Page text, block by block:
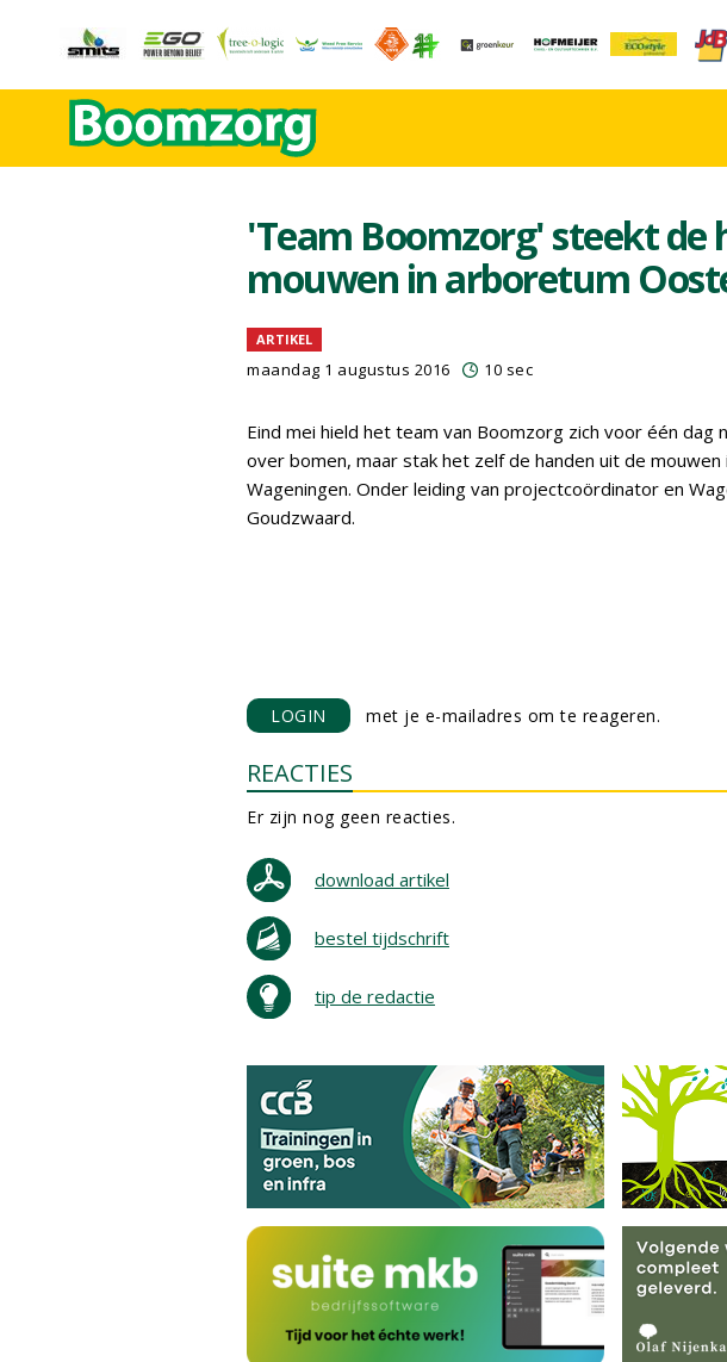
'Team Boomzorg' steekt de
mouwen in arboretum
ARTIKEL
maandag 1 augustus 2016 10 sec
Eind mei hield het team van Boomzorg zich voor één dag
over bomen, maar stak het zelf de handen uit de
Wageningen. Onder leiding van projectcoördinator en
Goudzwaard.
LOGIN met je e-mailadres om te reageren.
REACTIES
Er zijn nog geen reacties.
download artikel
bestel tijdschrift
tip de redactie